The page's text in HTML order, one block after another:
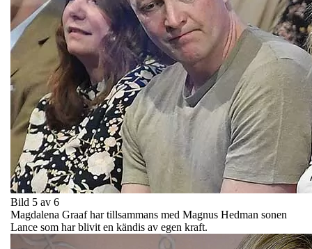
Bild 5 av 6
Magdalena Graaf har tillsammans med Magnus Hedman sonen
Lance som har blivit en kändis av egen kraft.